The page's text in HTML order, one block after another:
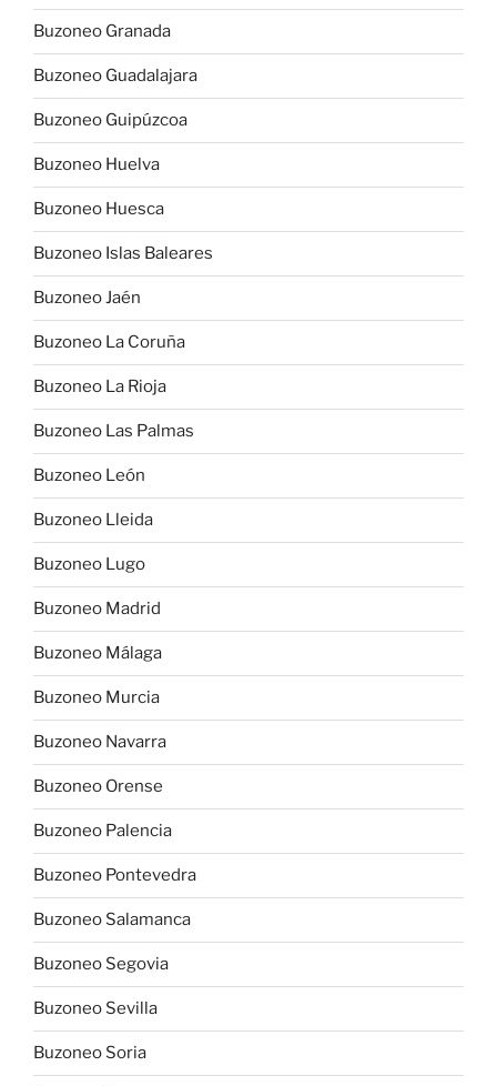
Buzoneo Granada
Buzoneo Guadalajara
Buzoneo Guipúzcoa
Buzoneo Huelva
Buzoneo Huesca
Buzoneo Islas Baleares
Buzoneo Jaén
Buzoneo La Coruña
Buzoneo La Rioja
Buzoneo Las Palmas
Buzoneo León
Buzoneo Lleida
Buzoneo Lugo
Buzoneo Madrid
Buzoneo Málaga
Buzoneo Murcia
Buzoneo Navarra
Buzoneo Orense
Buzoneo Palencia
Buzoneo Pontevedra
Buzoneo Salamanca
Buzoneo Segovia
Buzoneo Sevilla
Buzoneo Soria